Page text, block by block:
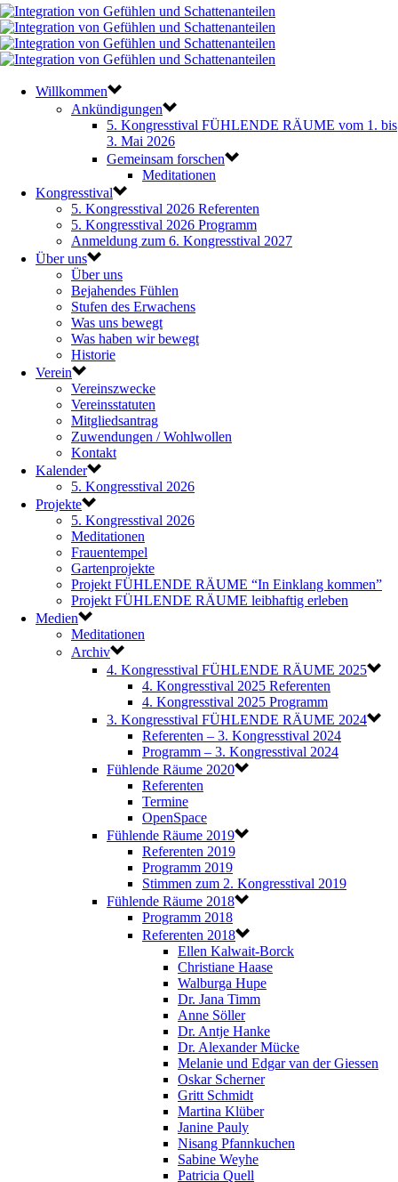
Willkommen
Ankündigungen
5. Kongresstival FÜHLENDE RÄUME vom 1. bis
3. Mai 2026
Gemeinsam forschen
Meditationen
Kongresstival
5. Kongresstival 2026 Referenten
5. Kongresstival 2026 Programm
Anmeldung zum 6. Kongresstival 2027
Über uns
Über uns
Bejahendes Fühlen
Stufen des Erwachens
Was uns bewegt
Was haben wir bewegt
Historie
Verein
Vereinszwecke
Vereinsstatuten
Mitgliedsantrag
Zuwendungen / Wohlwollen
Kontakt
Kalender
5. Kongresstival 2026
Projekte
5. Kongresstival 2026
Meditationen
Frauentempel
Gartenprojekte
Projekt FÜHLENDE RÄUME “In Einklang kommen”
Projekt FÜHLENDE RÄUME leibhaftig erleben
Medien
Meditationen
Archiv
4. Kongresstival FÜHLENDE RÄUME 2025
4. Kongresstival 2025 Referenten
4. Kongresstival 2025 Programm
3. Kongresstival FÜHLENDE RÄUME 2024
Referenten – 3. Kongresstival 2024
Programm – 3. Kongresstival 2024
Fühlende Räume 2020
Referenten
Termine
OpenSpace
Fühlende Räume 2019
Referenten 2019
Programm 2019
Stimmen zum 2. Kongresstival 2019
Fühlende Räume 2018
Programm 2018
Referenten 2018
Ellen Kalwait-Borck
Christiane Haase
Walburga Hupe
Dr. Jana Timm
Anne Söller
Dr. Antje Hanke
Dr. Alexander Mücke
Melanie und Edgar van der Giessen
Oskar Scherner
Gritt Schmidt
Martina Klüber
Janine Pauly
Nisang Pfannkuchen
Sabine Weyhe
Patricia Quell